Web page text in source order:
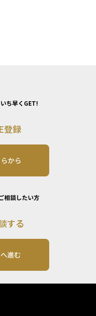
ち早くGET!
登録
から
相談したい方
する
進む